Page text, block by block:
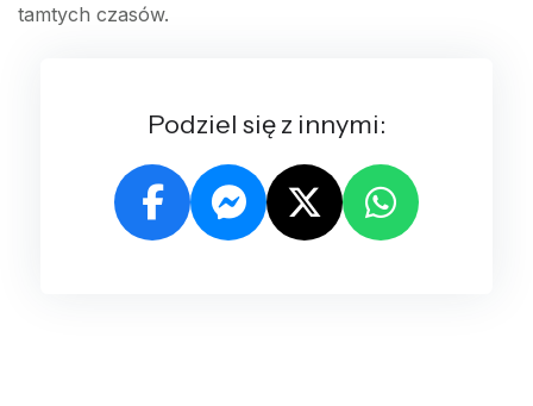
tamtych czasów.
Podziel się z innymi: